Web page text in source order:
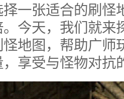
一张适合的刷怪
今天，我们就来
地图，帮助广师
享受与怪物对抗